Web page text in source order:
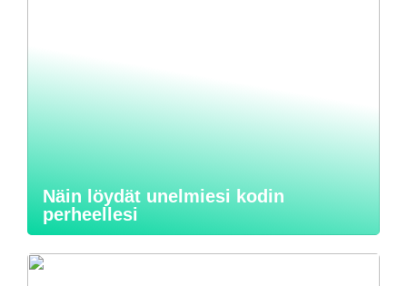
Näin löydät unelmiesi kodin
perheellesi